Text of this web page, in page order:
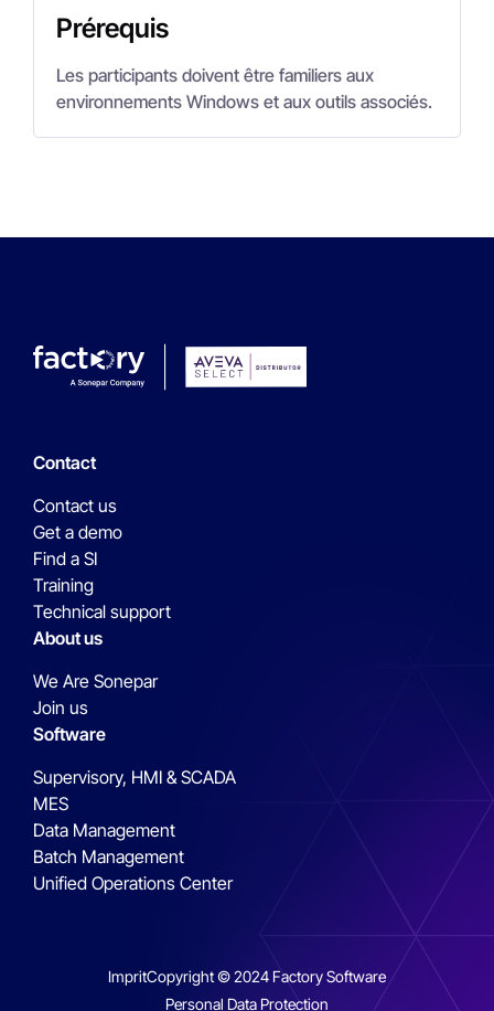
Prérequis
Les participants doivent être familiers aux
environnements Windows et aux outils associés.
Contact
Contact us
Get a demo
Find a SI
Training
Technical support
About us
We Are Sonepar
Join us
Software
Supervisory, HMI & SCADA
MES
Data Management
Batch Management
Unified Operations Center
ImpritCopyright © 2024 Factory Software
Personal Data Protection